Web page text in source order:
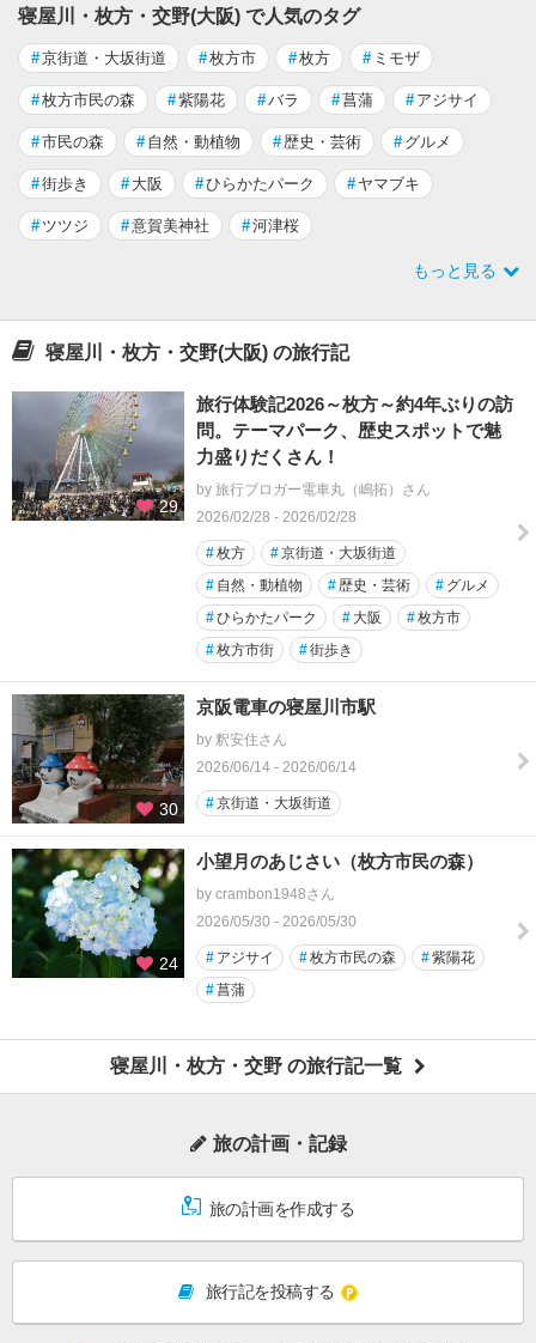
寝屋川・枚方・交野(大阪) で人気のタグ
#京街道・大坂街道 #枚方市 #枚方 # ミモザ
#枚方市民の森 #紫陽花 #バラ #菖蒲 # アジサイ
#市民の森 # 自然・動植物 # 歴史・芸術 # グルメ
#街歩き # 大阪 #ひらかたパーク # ヤマブキ
# ツツジ #意賀美神社 #河津桜
もっと見る
寝屋川・枚方・交野(大阪) の旅行記
29
旅行体験記2026～枚方～約4年ぶりの訪
問。テーマパーク、歴史スポットで魅
力盛りだくさん！
by 旅行ブロガー電車丸（嶋拓）さん
2026/02/28 - 2026/02/28
#枚方 #京街道・大坂街道
# 自然・動植物 # 歴史・芸術 # グルメ
#ひらかたパーク # 大阪 #枚方市
#枚方市街 #街歩き
30
京阪電車の寝屋川市駅
by 釈安住さん
2026/06/14 - 2026/06/14
#京街道・大坂街道
24
小望月のあじさい（枚方市民の森）
by crambon1948さん
2026/05/30 - 2026/05/30
# アジサイ #枚方市民の森 #紫陽花
#菖蒲
寝屋川・枚方・交野 の旅行記一覧
旅の計画・記録
旅の計画を作成する
旅行記を投稿する